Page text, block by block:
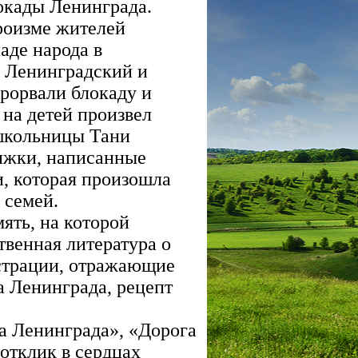
Ленинграда.
жителей
народа в
Ленинградский и
блокаду и
детей произвел
Тани
написанные
которая произошла
семей.
на которой
литература о
отражающие
Ленинграда, рецепт
Ленинграда», «Дорога
в сердцах